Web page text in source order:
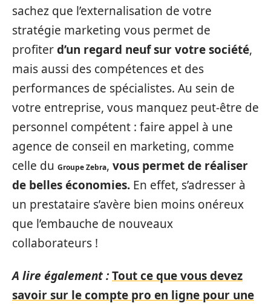
sachez que l’externalisation de votre
stratégie marketing vous permet de
profiterd’un regard neuf sur votre société,
mais aussi des compétences et des
performances de spécialistes. Au sein de
votre entreprise, vous manquez peut-être de
personnel compétent : faire appel à une
agence de conseil en marketing, comme
celle du Groupe Zebra, vous permet de réaliser
de belles économies. En effet, s’adresser à
un prestataire s’avère bien moins onéreux
que l’embauche de nouveaux
collaborateurs !
A lire également :Tout ce que vous devez
savoir sur le compte pro en ligne pour une